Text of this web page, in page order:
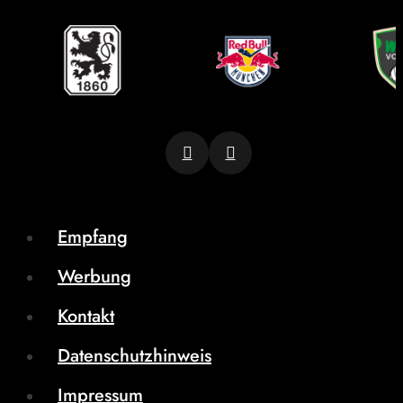
Empfang
Werbung
Kontakt
Datenschutzhinweis
Impressum